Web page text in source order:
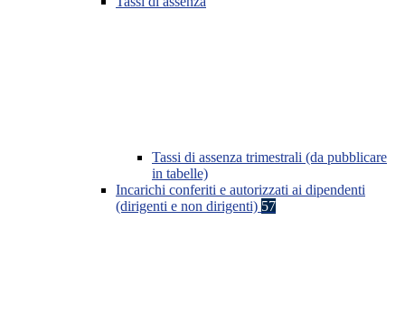
Tassi di assenza trimestrali (da pubblicare
in tabelle)
Incarichi conferiti e autorizzati ai dipendenti
(dirigenti e non dirigenti) 57